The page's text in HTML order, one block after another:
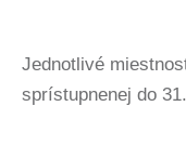
Jednotlivé
sprístupnenej do